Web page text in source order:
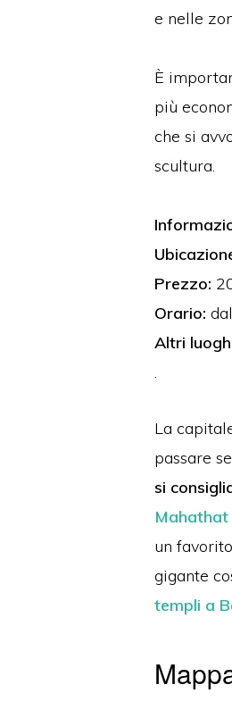
e nelle
È
più
che si
scultura.
Prezzo:
Orario:
Altri
.
La
passare
si
Mahathat
un
gigante
templi a